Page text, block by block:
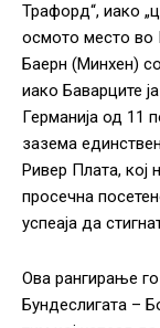
Трафорд“, иако
осмото место во
Баерн (Минхен)
иако Баварците
Германија од 11
зазема
Ривер Плата, кој
просечна
успеаја да
Ова рангирање
Бундеслигата –